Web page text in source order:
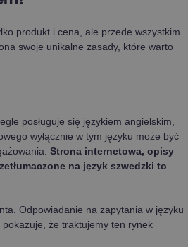
produkt i cena, ale przede wszystkim
swoje unikalne zasady, które warto
posługuje się językiem angielskim,
wyłącznie w tym języku może być
Strona internetowa, opisy
na język szwedzki to
Odpowiadanie na zapytania w języku
że traktujemy ten rynek